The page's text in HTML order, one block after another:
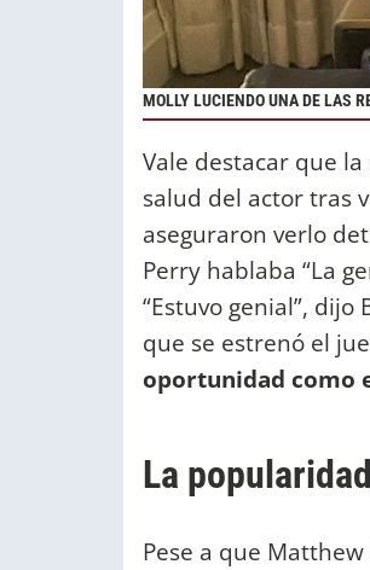
MOLLY LUCIENDO UNA DE LAS
Vale destacar que
salud del actor tras
aseguraron verlo
Perry hablaba “La
“Estuvo genial”,
que se estrenó el
oportunidad como
La
Pese a que